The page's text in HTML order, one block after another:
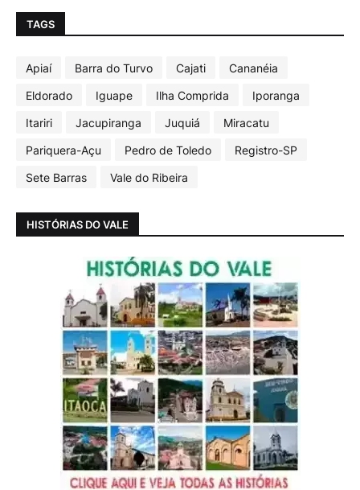
TAGS
Apiaí Barra do Turvo Cajati
Cananéia
Eldorado
Iguape Ilha Comprida
Iporanga
Itariri
Jacupiranga Juquiá
Miracatu
Pariquera-Açu
Pedro de Toledo
Registro-SP
Sete Barras
Vale do Ribeira
HISTÓRIAS DO VALE